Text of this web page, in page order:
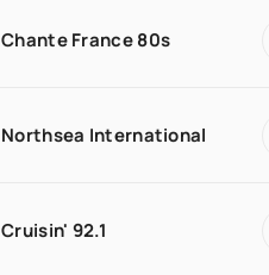
Chante France 80s
Northsea International
Cruisin' 92.1